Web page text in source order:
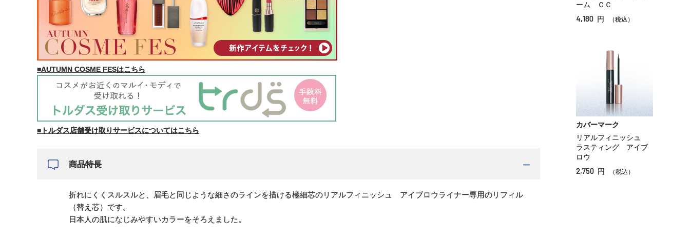
■AUTUMN COSME FESはこちら
■トルダス店舗受け取りサービスについてはこちら
商品特長
折れにくくスルスルと、眉毛と同じような細さのラインを描ける極細芯のリアルフィニッシュ アイブロウライナー専用のリフィル
（替え芯）です。
日本人の肌になじみやすいカラーをそろえました。
ーム ＣＣ
4,180 円 （税込）
カバーマーク
リアルフィニッシュ
ラスティング アイブ
ロウ
2,750 円 （税込）